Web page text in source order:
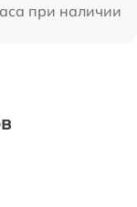
при наличии